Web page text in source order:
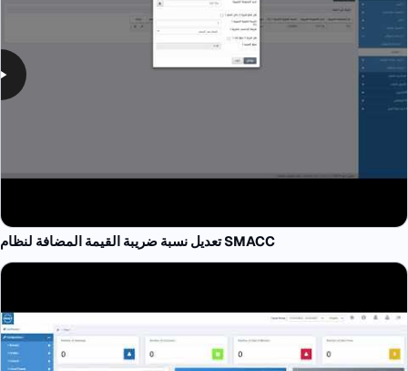
تعديل نسبة ضريبة القيمة المضافة لنظام SMACC